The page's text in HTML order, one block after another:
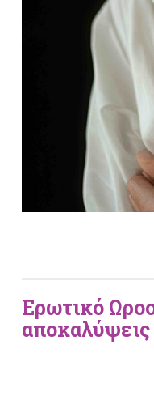
Ερωτικό
αποκαλύψεις